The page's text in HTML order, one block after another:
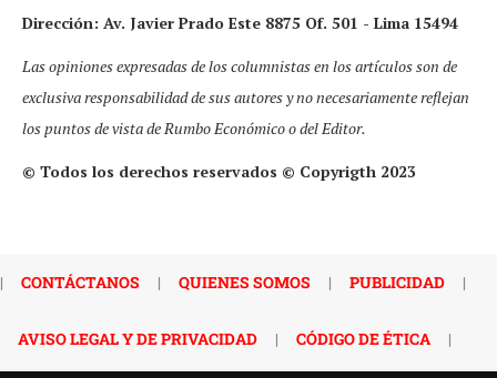
Dirección: Av. Javier Prado Este 8875 Of. 501 - Lima 15494
Las opiniones expresadas de los columnistas en los artículos son de
exclusiva responsabilidad de sus autores y no necesariamente reflejan
los puntos de vista de Rumbo Económico o del Editor.
© Todos los derechos reservados © Copyrigth 2023
| CONTÁCTANOS | QUIENES SOMOS | PUBLICIDAD |
AVISO LEGAL Y DE PRIVACIDAD | CÓDIGO DE ÉTICA |